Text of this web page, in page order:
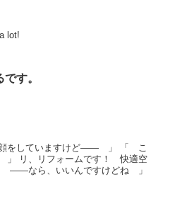
lot!
です。
していますけど―― 」 「 こ
適空
――なら、いいんですけどね 」